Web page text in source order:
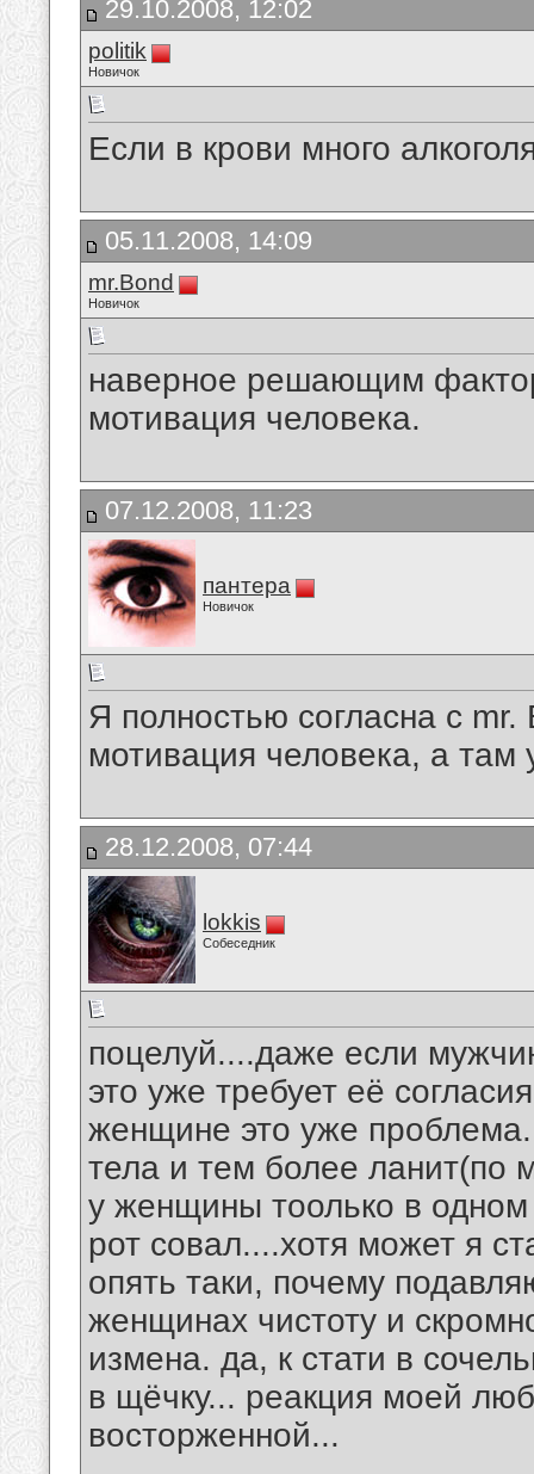
29.10.2008, 12:02
politik
Новичок
Если в крови много
05.11.2008, 14:09
mr.Bond
Новичок
наверное решающим
мотивация человека.
07.12.2008, 11:23
пантера
Новичок
Я полностью согласна с
мотивация человека, а там
28.12.2008, 07:44
lokkis
Собеседник
поцелуй....даже если
это уже требует её
женщине это уже
тела и тем более ланит(по
у женщины тоолько в
рот совал....хотя может я
опять таки, почему
женщинах чистоту и
измена. да, к стати в
в щёчку... реакция моей
восторженной...